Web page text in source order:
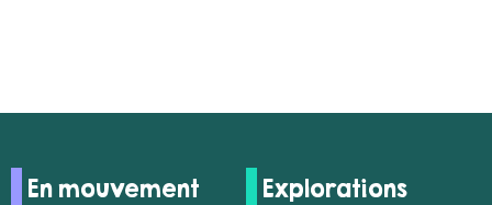
En mouvement Explorations